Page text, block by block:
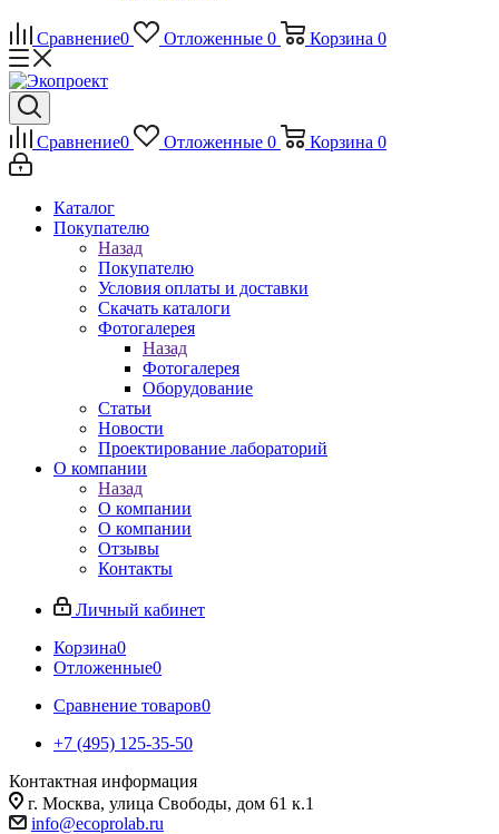
Сравнение0 Отложенные 0 Корзина 0
Сравнение0 Отложенные 0 Корзина 0
Каталог
Покупателю
Назад
Покупателю
Условия оплаты и доставки
Скачать каталоги
Фотогалерея
Назад
Фотогалерея
Оборудование
Статьи
Новости
Проектирование лабораторий
О компании
Назад
О компании
О компании
Отзывы
Контакты
Личный кабинет
Корзина0
Отложенные0
Сравнение товаров0
+7 (495) 125-35-50
Контактная информация
г. Москва, улица Свободы, дом 61 к.1
info@ecoprolab.ru